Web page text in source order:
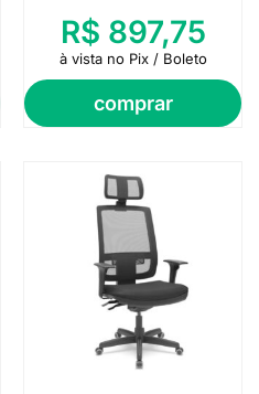
comprar
R$ 897,75
à vista no Pix / Boleto